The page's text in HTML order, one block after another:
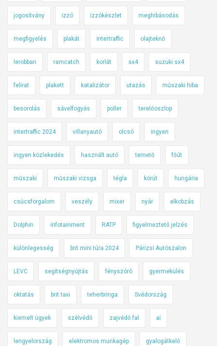
jogosítvány izzó izzókészlet meghibásodás
megfigyelés plakát intertraffic olajteknő
lerobban ramcatch korlát sx4 suzuki sx4
felirat plakett katalizátor utazás műszaki hiba
besorolás sávelfogyás poller terelőoszlop
intertraffic 2024 villanyautó olcsó ingyen
ingyen közlekedés használt autó temető főút
műszaki műszaki vizsga tégla körút hungária
csúcsforgalom veszély mixer nyár elkobzás
Dolphin infotainment RATP figyelmeztető jelzés
különlegesség brit mini túra 2024 Párizsi Autószalon
LEVC segítségnyújtás fényszóró gyermekülés
oktatás brit taxi teherbringa Svédország
kiemelt ügyek szélvédő zajvédő fal ai
lengyelország elektromos munkagép gyalogátkelő